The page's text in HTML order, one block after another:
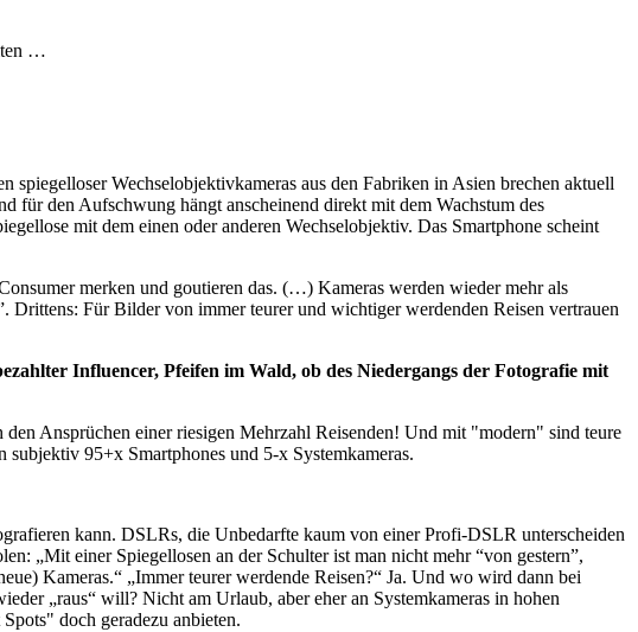
…
Wechselobjektivkameras aus den Fabriken in Asien brechen aktuell
für den Aufschwung hängt anscheinend direkt mit dem Wachstum des
mit dem einen oder anderen Wechselobjektiv. Das Smartphone scheint
merken und goutieren das. (…) Kameras werden wieder mehr als
Drittens: Für Bilder von immer teurer und wichtiger werdenden Reisen vertrauen
Influencer, Pfeifen im Wald, ob des Niedergangs der Fotografie mit
Ansprüchen einer riesigen Mehrzahl Reisenden! Und mit "modern" sind teure
95+x Smartphones und 5-x Systemkameras.
kann. DSLRs, die Unbedarfte kaum von einer Profi-DSLR unterscheiden
„Mit einer Spiegellosen an der Schulter ist man nicht mehr “von gestern”,
Kameras.“ „Immer teurer werdende Reisen?“ Ja. Und wo wird dann bei
„raus“ will? Nicht am Urlaub, aber eher an Systemkameras in hohen
doch geradezu anbieten.